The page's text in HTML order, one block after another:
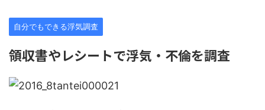
自分でもできる浮気調査
領収書やレシートで浮気・不倫を調査